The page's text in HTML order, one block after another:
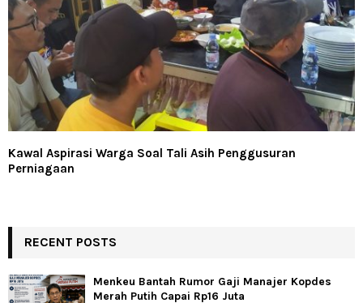
Kawal Aspirasi Warga Soal Tali Asih Penggusuran
Perniagaan
RECENT POSTS
Menkeu Bantah Rumor Gaji Manajer Kopdes
Merah Putih Capai Rp16 Juta